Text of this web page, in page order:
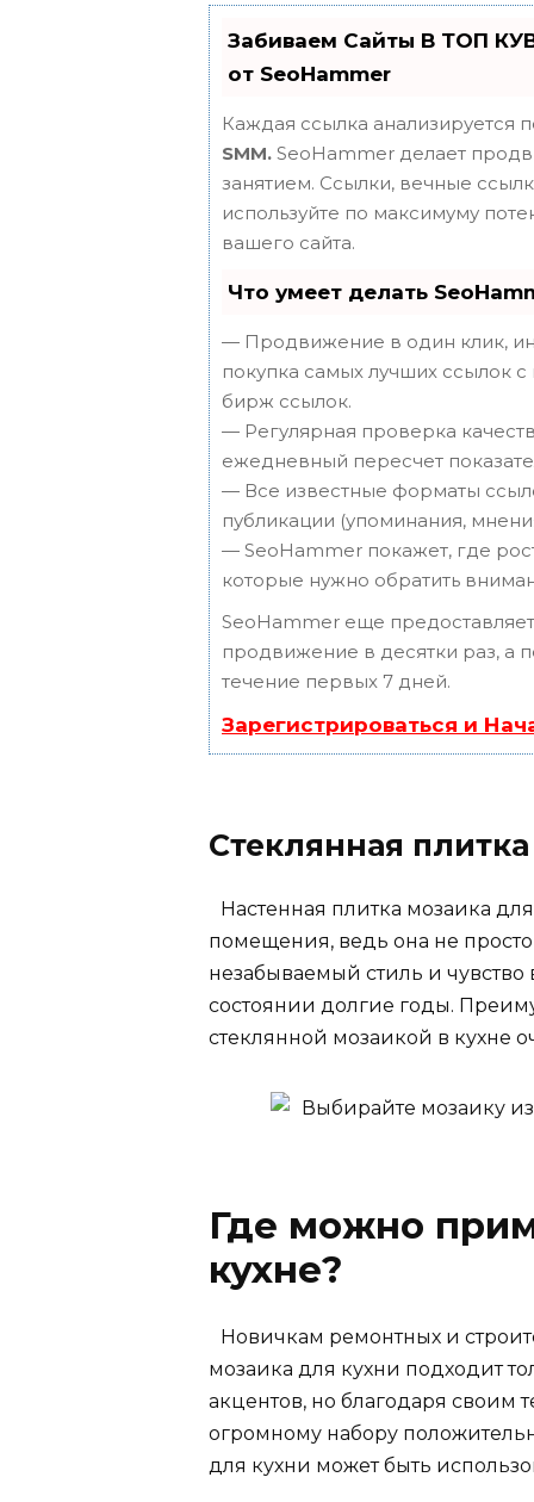
Забиваем Сайты В ТОП
от SeoHammer
Каждая ссылка анализируется
SMM. SeoHammer делает
занятием. Ссылки, вечные
используйте по максимуму
вашего сайта.
Что умеет делать
— Продвижение в один клик,
покупка самых лучших ссылок
бирж ссылок.
— Регулярная проверка
ежедневный пересчет
— Все известные форматы
публикации (упоминания,
— SeoHammer покажет, где
которые нужно обратить
SeoHammer еще
продвижение в десятки раз, а
течение первых 7 дней.
Зарегистрироваться и
Стеклянная
Настенная плитка мозаика
помещения, ведь она не
незабываемый стиль и
состоянии долгие годы.
стеклянной мозаикой в кухне
Где можно
кухне?
Новичкам ремонтных и
мозаика для кухни подходит
акцентов, но благодаря своим
огромному набору
для кухни может быть